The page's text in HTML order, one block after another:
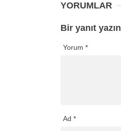
YORUMLAR
Bir yanıt yazın
Yorum *
Ad *